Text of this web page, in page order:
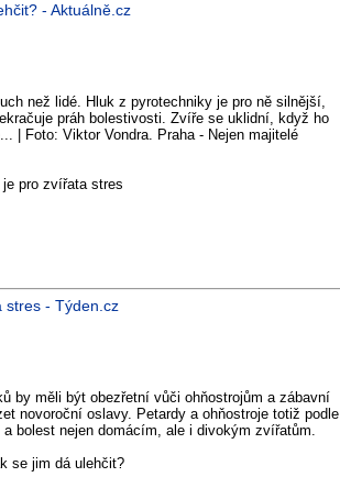
- Aktuálně.cz
než lidé. Hluk z pyrotechniky je pro ně silnější,
práh bolestivosti. Zvíře se uklidní, když ho
| Foto: Viktor Vondra. Praha - Nejen majitelé
pro zvířata stres
stres - Týden.cz
by měli být obezřetní vůči ohňostrojům a zábavní
novoroční oslavy. Petardy a ohňostroje totiž podle
bolest nejen domácím, ale i divokým zvířatům.
se jim dá ulehčit?